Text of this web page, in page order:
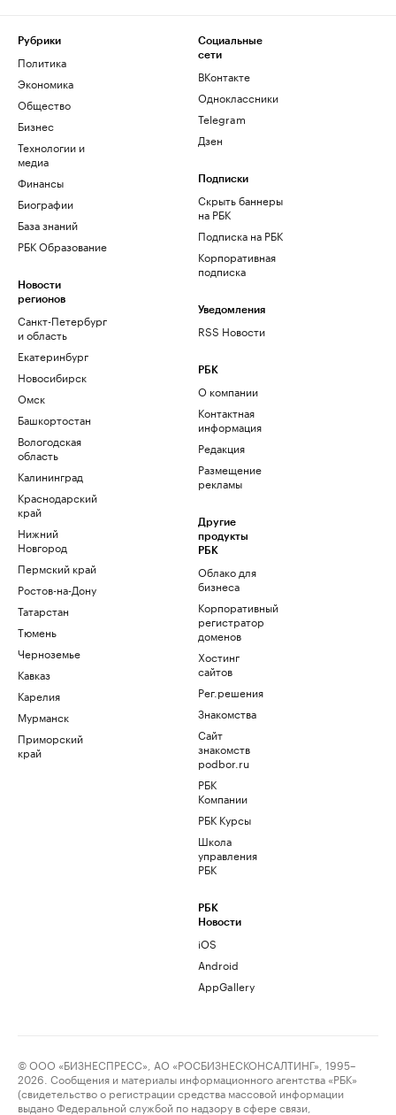
Рубрики
Политика
Экономика
Общество
Бизнес
Технологии и
медиа
Финансы
Биографии
База знаний
РБК Образование
Новости
регионов
Санкт-Петербург
и область
Екатеринбург
Новосибирск
Омск
Башкортостан
Вологодская
область
Калининград
Краснодарский
край
Нижний
Новгород
Пермский край
Ростов-на-Дону
Татарстан
Тюмень
Черноземье
Кавказ
Карелия
Мурманск
Приморский
край
Социальные
сети
ВКонтакте
Одноклассники
Telegram
Дзен
Подписки
Скрыть баннеры
на РБК
Подписка на РБК
Корпоративная
подписка
Уведомления
RSS Новости
РБК
О компании
Контактная
информация
Редакция
Размещение
рекламы
Другие
продукты
РБК
Облако для
бизнеса
Корпоративный
регистратор
доменов
Хостинг
сайтов
Рег.решения
Знакомства
Сайт
знакомств
podbor.ru
РБК
Компании
РБК Курсы
Школа
управления
РБК
РБК
Новости
iOS
Android
AppGallery
© ООО «БИЗНЕСПРЕСС», АО «РОСБИЗНЕСКОНСАЛТИНГ», 1995–
2026. Сообщения и материалы информационного агентства «РБК»
(свидетельство о регистрации средства массовой информации
выдано Федеральной службой по надзору в сфере связи,